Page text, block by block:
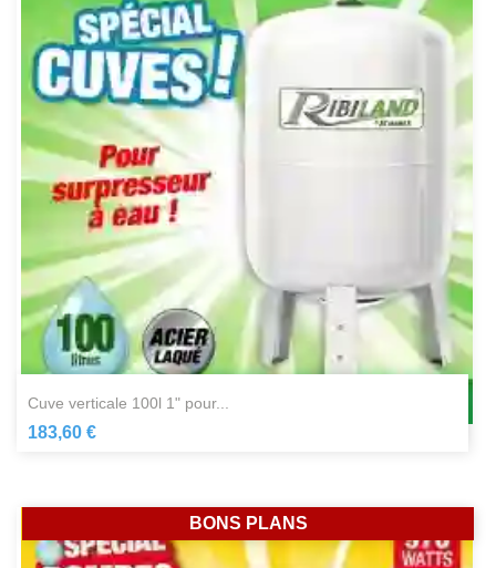
cuve verticale 100l 1" pour...
183,60 €
BONS PLANS